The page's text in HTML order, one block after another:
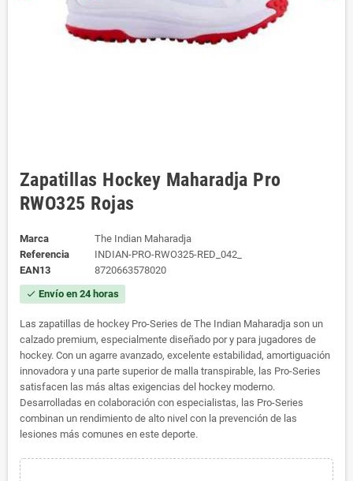
Zapatillas Hockey Maharadja Pro
RWO325 Rojas
Marca
The Indian Maharadja
Referencia
INDIAN-PRO-RWO325-RED_042_
EAN13
8720663578020
check Envío en 24 horas
Las zapatillas de hockey Pro-Series de The Indian Maharadja son un
calzado premium, especialmente diseñado por y para jugadores de
hockey. Con un agarre avanzado, excelente estabilidad, amortiguación
innovadora y una parte superior de malla transpirable, las Pro-Series
satisfacen las más altas exigencias del hockey moderno.
Desarrolladas en colaboración con especialistas, las Pro-Series
combinan un rendimiento de alto nivel con la prevención de las
lesiones más comunes en este deporte.